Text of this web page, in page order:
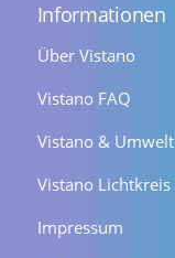
Informationen
Über Vistano
Vistano FAQ
Vistano & Umwelt
Vistano Lichtkreis
Impressum